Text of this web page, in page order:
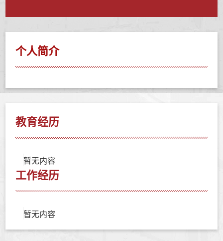
个人简介
教育经历
暂无内容
工作经历
暂无内容